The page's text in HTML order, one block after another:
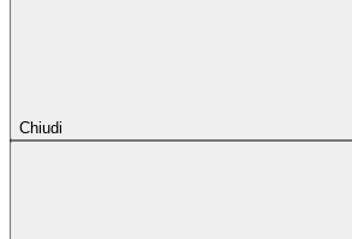
Chiudi